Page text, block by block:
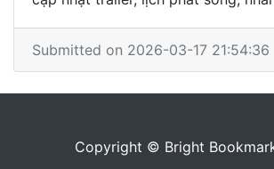
Submitted on 2026-03-17 21:54:36
Copyright © Bright